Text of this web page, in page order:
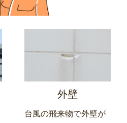
外壁
台風の飛来物で外壁が